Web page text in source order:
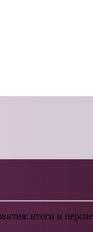
итоги и